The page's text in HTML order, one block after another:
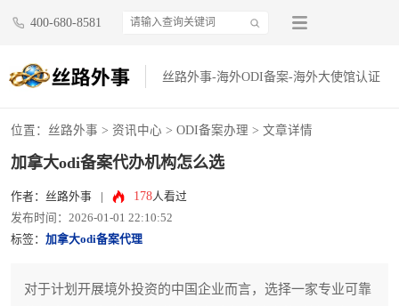
400-680-8581
丝路外事-海外ODI备案-海外大使馆认证
位置： 丝路外事 > 资讯中心 > ODI备案办理 > 文章详情
加拿大odi备案代办机构怎么选
作者：丝路外事 178人看过
发布时间：2026-01-01 22:10:52
标签： 加拿大odi备案代理
对于计划开展境外投资的中国企业而言，选择一家专业可靠